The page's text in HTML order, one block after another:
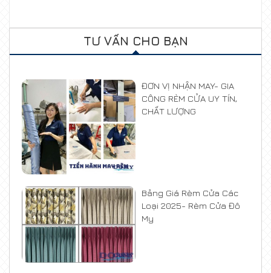
TƯ VẤN CHO BẠN
ĐƠN VỊ NHẬN MAY- GIA
CÔNG RÈM CỬA UY TÍN,
CHẤT LƯỢNG
Bảng Giá Rèm Cửa Các
Loại 2025- Rèm Cửa Đô
My